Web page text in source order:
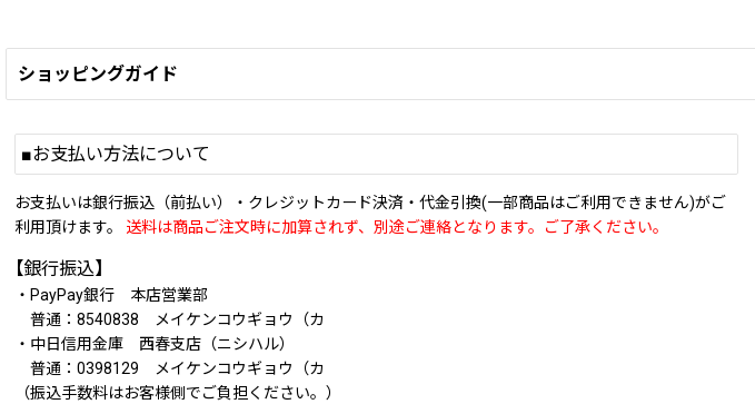
ショッピングガイド
■お支払い方法について
お支払いは銀行振込（前払い）・クレジットカード決済・代金引換(一部商品はご利用できません)がご
利用頂けます。 送料は商品ご注文時に加算されず、別途ご連絡となります。ご了承ください。
【銀行振込】
・PayPay銀行 本店営業部
普通：8540838 メイケンコウギョウ（カ
・中日信用金庫 西春支店（ニシハル）
普通：0398129 メイケンコウギョウ（カ
（振込手数料はお客様側でご負担ください。）